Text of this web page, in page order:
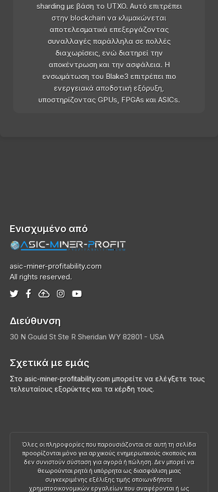
sharding με βάση το UTXO. Αυτό επιτρέπει
στην blockchain να κλιμακώνεται
αποτελεσματικά επεξεργάζοντας
συναλλαγές παράλληλα σε πολλές
διαχωρίσεις, ενώ διατηρεί την
αποκέντρωση και την ασφάλεια. Η
ενσωμάτωση του Blake3 επιτρέπει πιο
ενεργειακά αποδοτική εξόρυξη,
υποστηρίζοντας GPUs, FPGAs και ASICs.
Ενισχυμένο από
asic-miner-profitability.com
All rights reserved.
Διεύθυνση
30 N Gould St Ste R Sheridan WY 82801 - USA
Σχετικά με εμάς
Στο asic-miner-profitability.com μπορείτε να ελέγξετε τους
τελευταίους εξορύκτες και τα κέρδη τους.
Όλες οι πληροφορίες που παρουσιάζονται σε αυτή τη σελίδα
προορίζονται μόνο για αρχικούς ενημερωτικούς σκοπούς και
δεν συνιστούν σύσταση για αγορά ή πώληση. Δεν μπορεί να
θεωρούνται ρητά ή υπόρρητα ως διασφάλιση μιας
συγκεκριμένης εξέλιξης τιμής οποιωνδήποτε
χρηματοοικονομικών εργαλείων που αναφέρονται ή ως